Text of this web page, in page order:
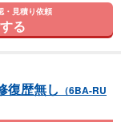
・見積り依頼
る
復歴無し （6BA-RU